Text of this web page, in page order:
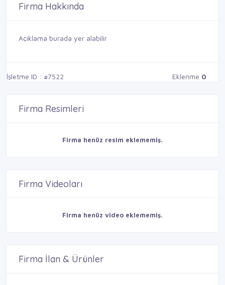
Firma Hakkında
Açıklama burada yer alabilir
İşletme ID : #7522 Eklenme 0
Firma Resimleri
Firma henüz resim eklememiş.
Firma Videoları
Firma henüz video eklememiş.
Firma İlan & Ürünler